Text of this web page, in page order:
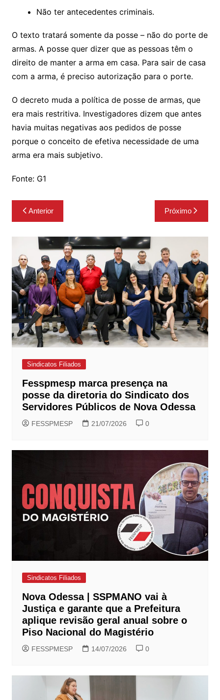
Não ter antecedentes criminais.
O texto tratará somente da posse – não do porte de
armas. A posse quer dizer que as pessoas têm o
direito de manter a arma em casa. Para sair de casa
com a arma, é preciso autorização para o porte.
O decreto muda a política de posse de armas, que
era mais restritiva. Investigadores dizem que antes
havia muitas negativas aos pedidos de posse
porque o conceito de efetiva necessidade de uma
arma era mais subjetivo.
Fonte: G1
Navegação
de
Post
Anterior Próximo
Sindicatos Filiados
Fesspmesp marca presença na
posse da diretoria do Sindicato dos
Servidores Públicos de Nova Odessa
FESSPMESP 21/07/2026 0
Sindicatos Filiados
Nova Odessa | SSPMANO vai à
Justiça e garante que a Prefeitura
aplique revisão geral anual sobre o
Piso Nacional do Magistério
FESSPMESP 14/07/2026 0